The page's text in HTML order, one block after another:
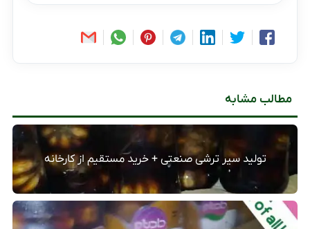
مطالب مشابه
تولید سیر ترشی صنعتی + خرید مستقیم از کارخانه